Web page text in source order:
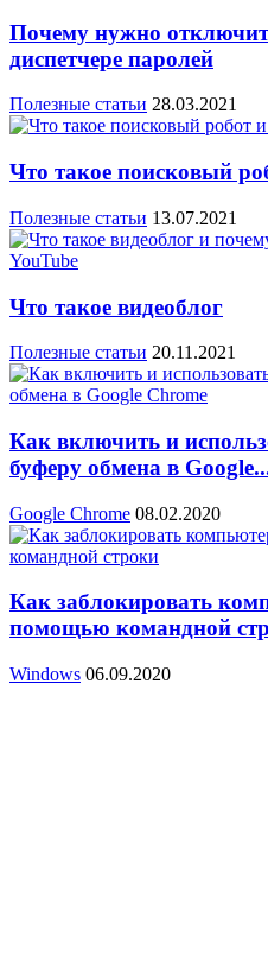
Почему нужно
диспетчере паролей
Полезные статьи 28.03.2021
Что такое поисковый
Полезные статьи 13.07.2021
Что такое видеоблог
Полезные статьи 20.11.2021
Как включить и
буферу обмена в
Google Chrome 08.02.2020
Как заблокировать
помощью командной
Windows 06.09.2020